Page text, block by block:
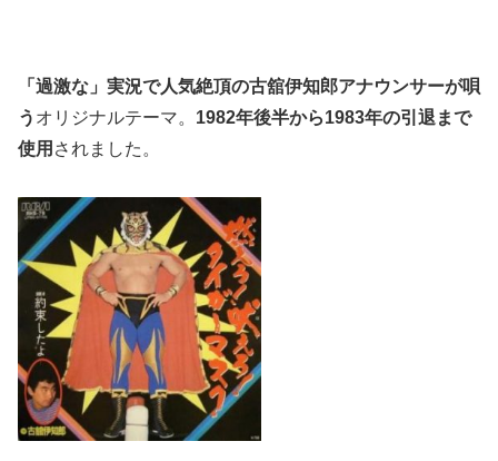
「過激な」実況で人気絶頂の古舘伊知郎アナウンサーが唄
う オリジナルテーマ。 1982年後半から1983年の引退まで
使用 されました。